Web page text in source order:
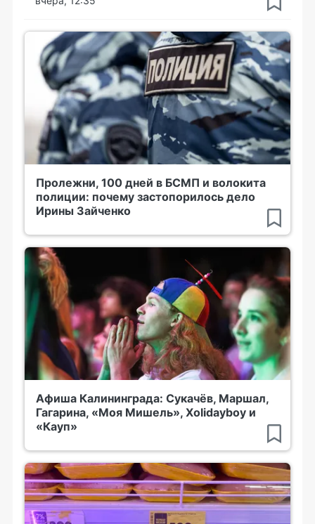
Пролежни, 100 дней в БСМП и волокита
полиции: почему застопорилось дело
Ирины Зайченко
Афиша Калининграда: Сукачёв, Маршал,
Гагарина, «Моя Мишель», Xolidayboy и
«Кауп»